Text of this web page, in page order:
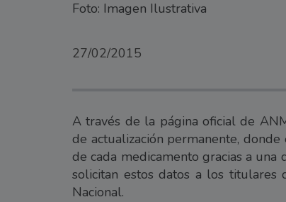
Foto: Imagen Ilustrativa
27/02/2015
A través de la página oficial de
de actualización permanente,
de cada medicamento gracias a
solicitan estos datos a los titulares
Nacional.